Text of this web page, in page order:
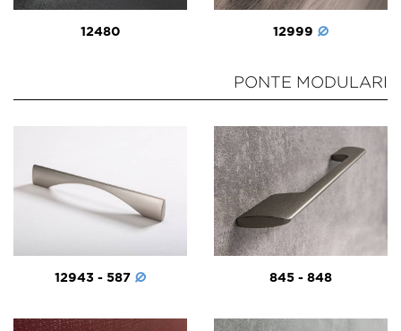
12480 12999
PONTE MODULARI
12943 - 587 845 - 848